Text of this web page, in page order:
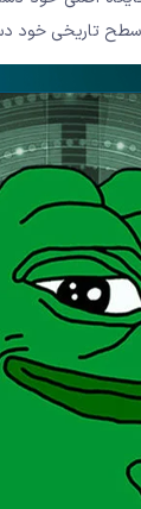
سطح تاریخی